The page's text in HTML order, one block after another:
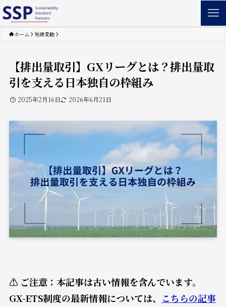
ホーム 気候変動
【排出量取引】GXリーグとは？排出量取
引を支える日本独自の枠組み
2025年2月16日 2026年6月21日
⚠️ ご注意：本記事は古い情報を含んでいます。
GX-ETS制度の最新情報については、
こちらの記事